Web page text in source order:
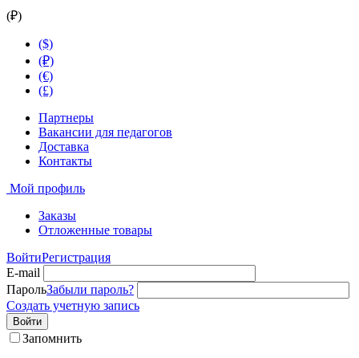
(₽)
($)
(₽)
(€)
(£)
Партнеры
Вакансии для педагогов
Доставка
Контакты
Мой профиль
Заказы
Отложенные товары
ВойтиРегистрация
E-mail
ПарольЗабыли пароль?
Создать учетную запись
Войти
Запомнить